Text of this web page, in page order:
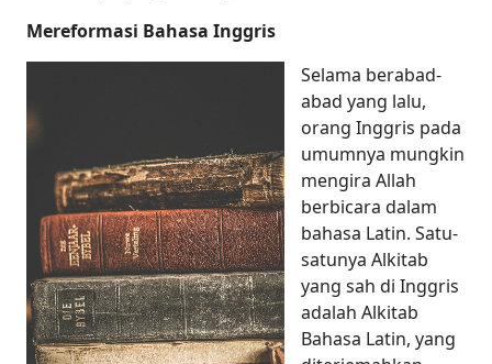
Mereformasi Bahasa Inggris
Selama berabad-
abad yang lalu,
orang Inggris pada
umumnya mungkin
mengira Allah
berbicara dalam
bahasa Latin. Satu-
satunya Alkitab
yang sah di Inggris
adalah Alkitab
Bahasa Latin, yang